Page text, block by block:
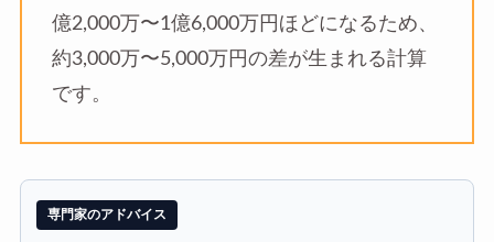
億2,000万〜1億6,000万円ほどになるため、
約3,000万〜5,000万円の差が生まれる計算
です。
専門家のアドバイス